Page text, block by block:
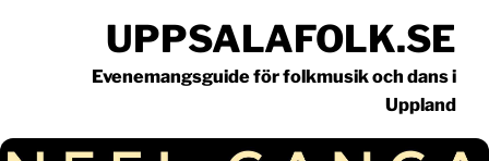
UPPSALAFOLK.SE
Evenemangsguide för folkmusik och dans i
Uppland